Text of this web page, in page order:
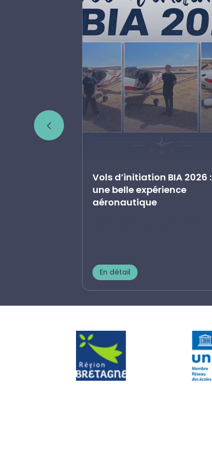
Vols d’initiation BIA 2026 :
une belle expérience
aéronautique
En détail